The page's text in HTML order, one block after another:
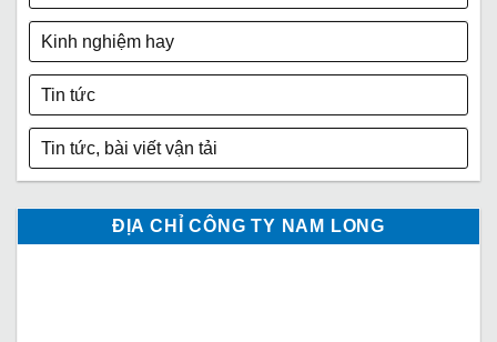
Kinh nghiệm hay
Tin tức
Tin tức, bài viết vận tải
ĐỊA CHỈ CÔNG TY NAM LONG